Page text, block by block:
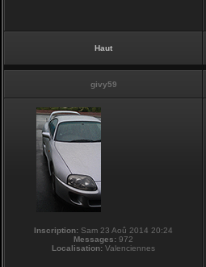
Haut
givy59
Inscription: Sam 23 Aoû 2014 20:24
Messages: 972
Localisation: Valenciennes